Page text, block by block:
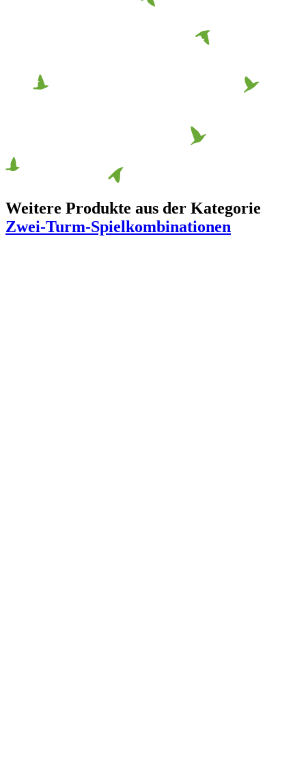
Weitere Produkte aus der Kategorie
Zwei-Turm-Spielkombinationen